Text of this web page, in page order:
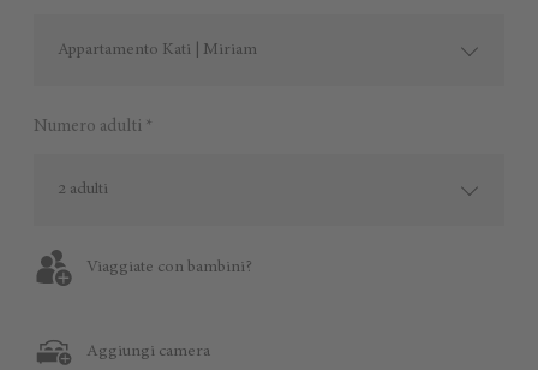
Appartamento Kati | Miriam
Numero adulti *
2 adulti
Viaggiate con bambini?
Aggiungi camera